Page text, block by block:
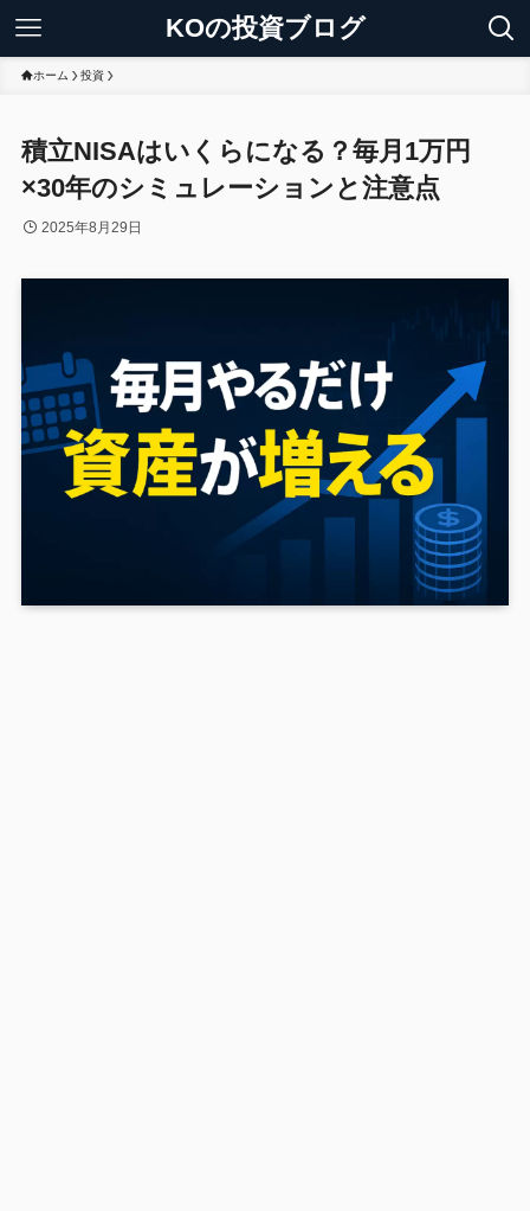
KOの投資ブログ
ホーム 投資
積立NISAはいくらになる？毎月1万円
×30年のシミュレーションと注意点
2025年8月29日